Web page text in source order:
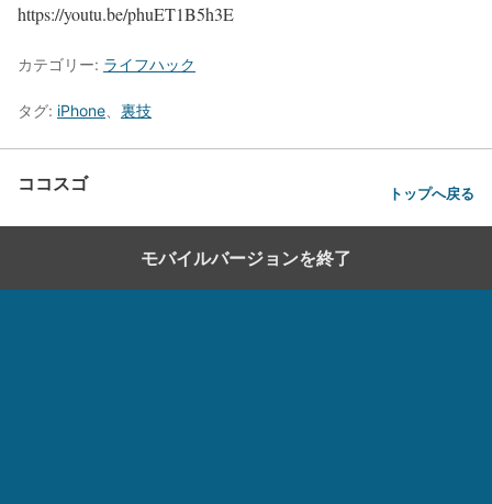
https://youtu.be/phuET1B5h3E
カテゴリー: ライフハック
タグ: iPhone 裏技
ココスゴ トップへ戻る
モバイルバージョンを終了